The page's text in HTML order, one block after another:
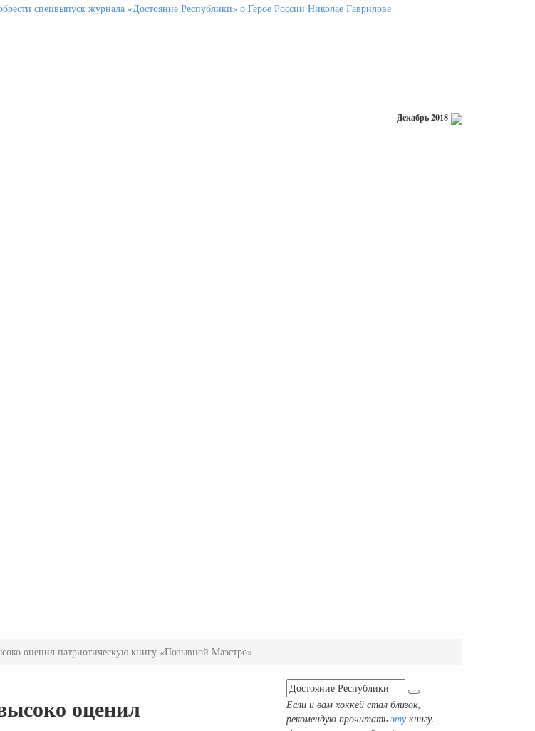
Декабрь 2018
оценил патриотическую книгу «Позывной Маэстро»
оценил
Если и вам хоккей стал близок,
рекомендую прочитать этукнигу.